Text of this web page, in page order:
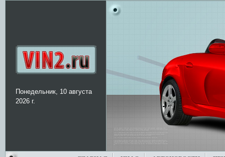
Понедельник, 10 августа
2026 г.